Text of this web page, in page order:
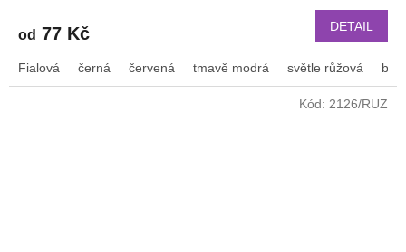
od 77 Kč DETAIL
Fialová černá červená tmavě modrá světle růžová bílá
Kód: 2126/RUZ